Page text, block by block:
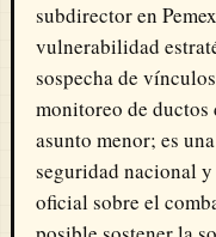
subdirector en
vulnerabilidad
sospecha de
monitoreo de ductos
asunto menor; es
seguridad nacional
oficial sobre el